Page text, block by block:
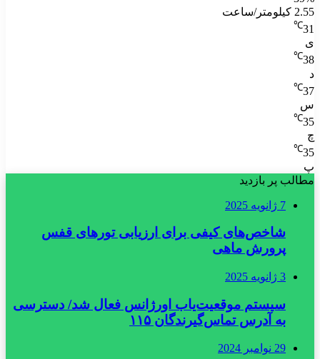
2.55 کیلومتر/ساعت
31
℃
ی
38
℃
د
37
℃
س
35
℃
چ
35
℃
پ
مطالب پر بازدید
7 ژانویه 2025
شاخص‌های کیفی برای ارزیابی تورهای قفس
پرورش ماهی
3 ژانویه 2025
سیستم موقعیت‌یاب اورژانس فعال شد/ دسترسی
به آدرس تماس‌گیرندگان ۱۱۵
29 نوامبر 2024